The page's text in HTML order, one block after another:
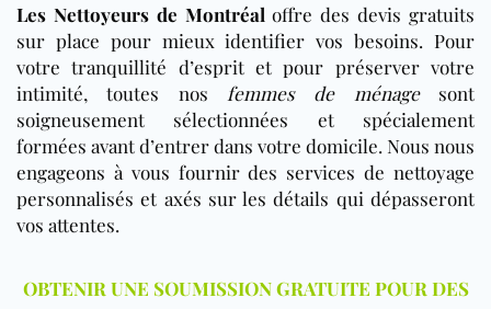
Les Nettoyeurs de Montréal offre des devis gratuits
sur place pour mieux identifier vos besoins. Pour
votre tranquillité d’esprit et pour préserver votre
intimité, toutes nos femmes de ménagesont
soigneusement sélectionnées et spécialement
formées avant d’entrer dans votre domicile. Nous nous
engageons à vous fournir des services de nettoyage
personnalisés et axés sur les détails qui dépasseront
vos attentes.
OBTENIR UNE SOUMISSION GRATUITE POUR DES